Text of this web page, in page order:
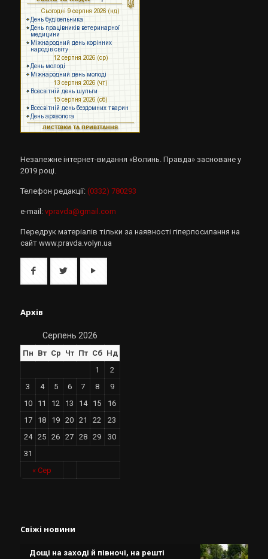
Незалежне інтернет-видання «Волинь. Правда» засноване у
2019 році.
Телефон редакції: (0332) 780293
e-mail: vpravda@gmail.com
Передрук матеріалів тільки за наявності гіперпосилання на
сайт www.pravda.volyn.ua
Архів
Серпень 2026
Пн Вт Ср Чт Пт Сб Нд
« Сер
1
2
3
4 5 6 7 8
9
10
11 12 13 14 15
16
17
18 19 20 21 22
23
24
25 26 27 28 29
30
31
Свіжі новини
Дощі на заході й півночі, на решті